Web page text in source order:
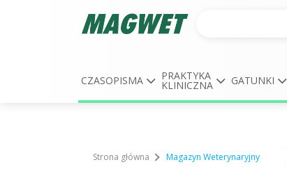
CZASOPISMA PRAKTYKA
KLINICZNA GATUNKI
Strona główna Magazyn Weterynaryjny